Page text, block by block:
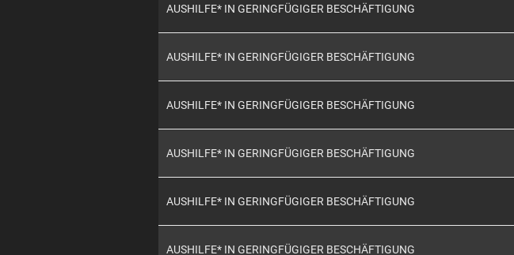
AUSHILFE* IN GERINGFÜGIGER BESCHÄFTIGUNG
AUSHILFE* IN GERINGFÜGIGER BESCHÄFTIGUNG
AUSHILFE* IN GERINGFÜGIGER BESCHÄFTIGUNG
AUSHILFE* IN GERINGFÜGIGER BESCHÄFTIGUNG
AUSHILFE* IN GERINGFÜGIGER BESCHÄFTIGUNG
AUSHILFE* IN GERINGFÜGIGER BESCHÄFTIGUNG